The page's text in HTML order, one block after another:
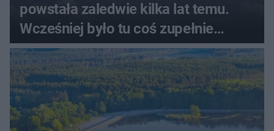
powstała zaledwie kilka lat temu.
Wcześniej było tu coś zupełnie
innego